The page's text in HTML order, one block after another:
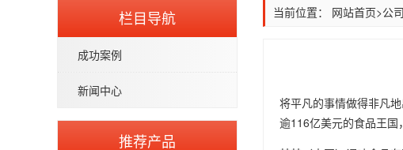
栏目导航
成功案例
新闻中心
推荐产品
当前位置： 网站首页>公
将平凡的事情做得非凡
逾116亿美元的食品王国